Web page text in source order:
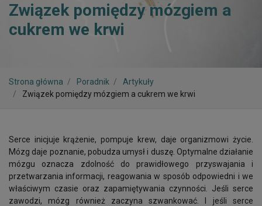
Związek pomiędzy mózgiem a
cukrem we krwi
Strona główna Poradnik
Artykuły
Związek pomiędzy mózgiem a cukrem we krwi
Serce inicjuje krążenie, pompuje krew, daje organizmowi życie.
Mózg daje poznanie, pobudza umysł i duszę. Optymalne działanie
mózgu oznacza zdolność do prawidłowego przyswajania i
przetwarzania informacji, reagowania w sposób odpowiedni i we
właściwym czasie oraz zapamiętywania czynności. Jeśli serce
zawodzi, mózg również zaczyna szwankować. I jeśli serce